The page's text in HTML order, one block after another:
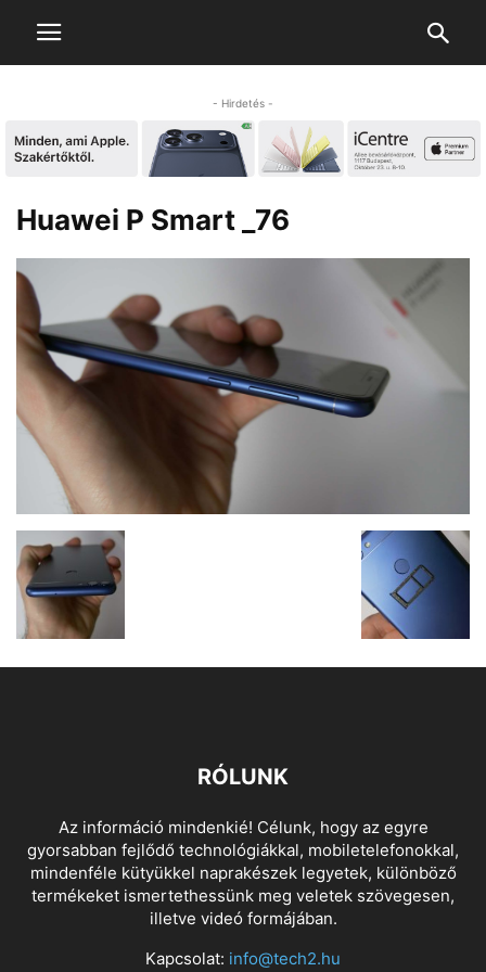
- Hirdetés -
Huawei P Smart _76
RÓLUNK
Az információ mindenkié! Célunk, hogy az egyre
gyorsabban fejlődő technológiákkal, mobiletelefonokkal,
mindenféle kütyükkel naprakészek legyetek, különböző
termékeket ismertethessünk meg veletek szövegesen,
illetve videó formájában.
Kapcsolat: info@tech2.hu